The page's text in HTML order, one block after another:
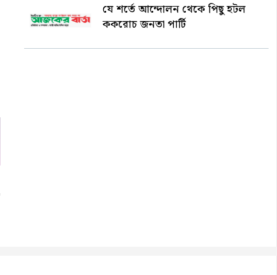
যে শর্তে আন্দোলন থেকে পিছু হটল
ককরোচ জনতা পার্টি